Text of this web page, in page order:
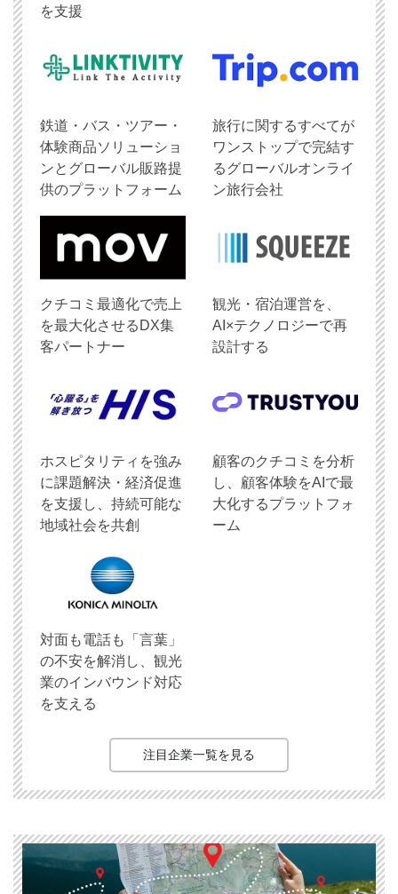
を支援
鉄道・バス・ツアー・
体験商品ソリューショ
ンとグローバル販路提
供のプラットフォーム
旅行に関するすべてが
ワンストップで完結す
るグローバルオンライ
ン旅行会社
クチコミ最適化で売上
を最大化させるDX集
客パートナー
観光・宿泊運営を、
AI×テクノロジーで再
設計する
ホスピタリティを強み
に課題解決・経済促進
を支援し、持続可能な
地域社会を共創
顧客のクチコミを分析
し、顧客体験をAIで最
大化するプラットフォ
ーム
対面も電話も「言葉」
の不安を解消し、観光
業のインバウンド対応
を支える
注目企業一覧を見る